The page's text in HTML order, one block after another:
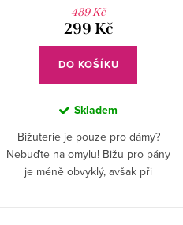
489 Kč
299 Kč
DO KOŠÍKU
Skladem
Bižuterie je pouze pro dámy?
Nebuďte na omylu! Bižu pro pány
je méně obvyklý, avšak při